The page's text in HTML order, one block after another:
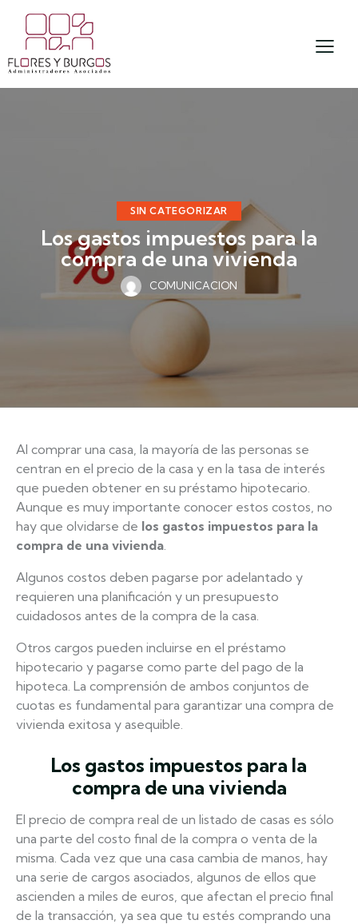
SIN CATEGORIZAR
Los gastos impuestos para la
compra de una vivienda
COMUNICACION
Al comprar una casa, la mayoría de las personas se
centran en el precio de la casa y en la tasa de interés
que pueden obtener en su préstamo hipotecario.
Aunque es muy importante conocer estos costos, no
hay que olvidarse de los gastos impuestos para la
compra de una vivienda.
Algunos costos deben pagarse por adelantado y
requieren una planificación y un presupuesto
cuidadosos antes de la compra de la casa.
Otros cargos pueden incluirse en el préstamo
hipotecario y pagarse como parte del pago de la
hipoteca. La comprensión de ambos conjuntos de
cuotas es fundamental para garantizar una compra de
vivienda exitosa y asequible.
Los gastos impuestos para la
compra de una vivienda
El precio de compra real de un listado de casas es sólo
una parte del costo final de la compra o venta de la
misma. Cada vez que una casa cambia de manos, hay
una serie de cargos asociados, algunos de ellos que
ascienden a miles de euros, que afectan el precio final
de la transacción, ya sea que tu estés comprando una